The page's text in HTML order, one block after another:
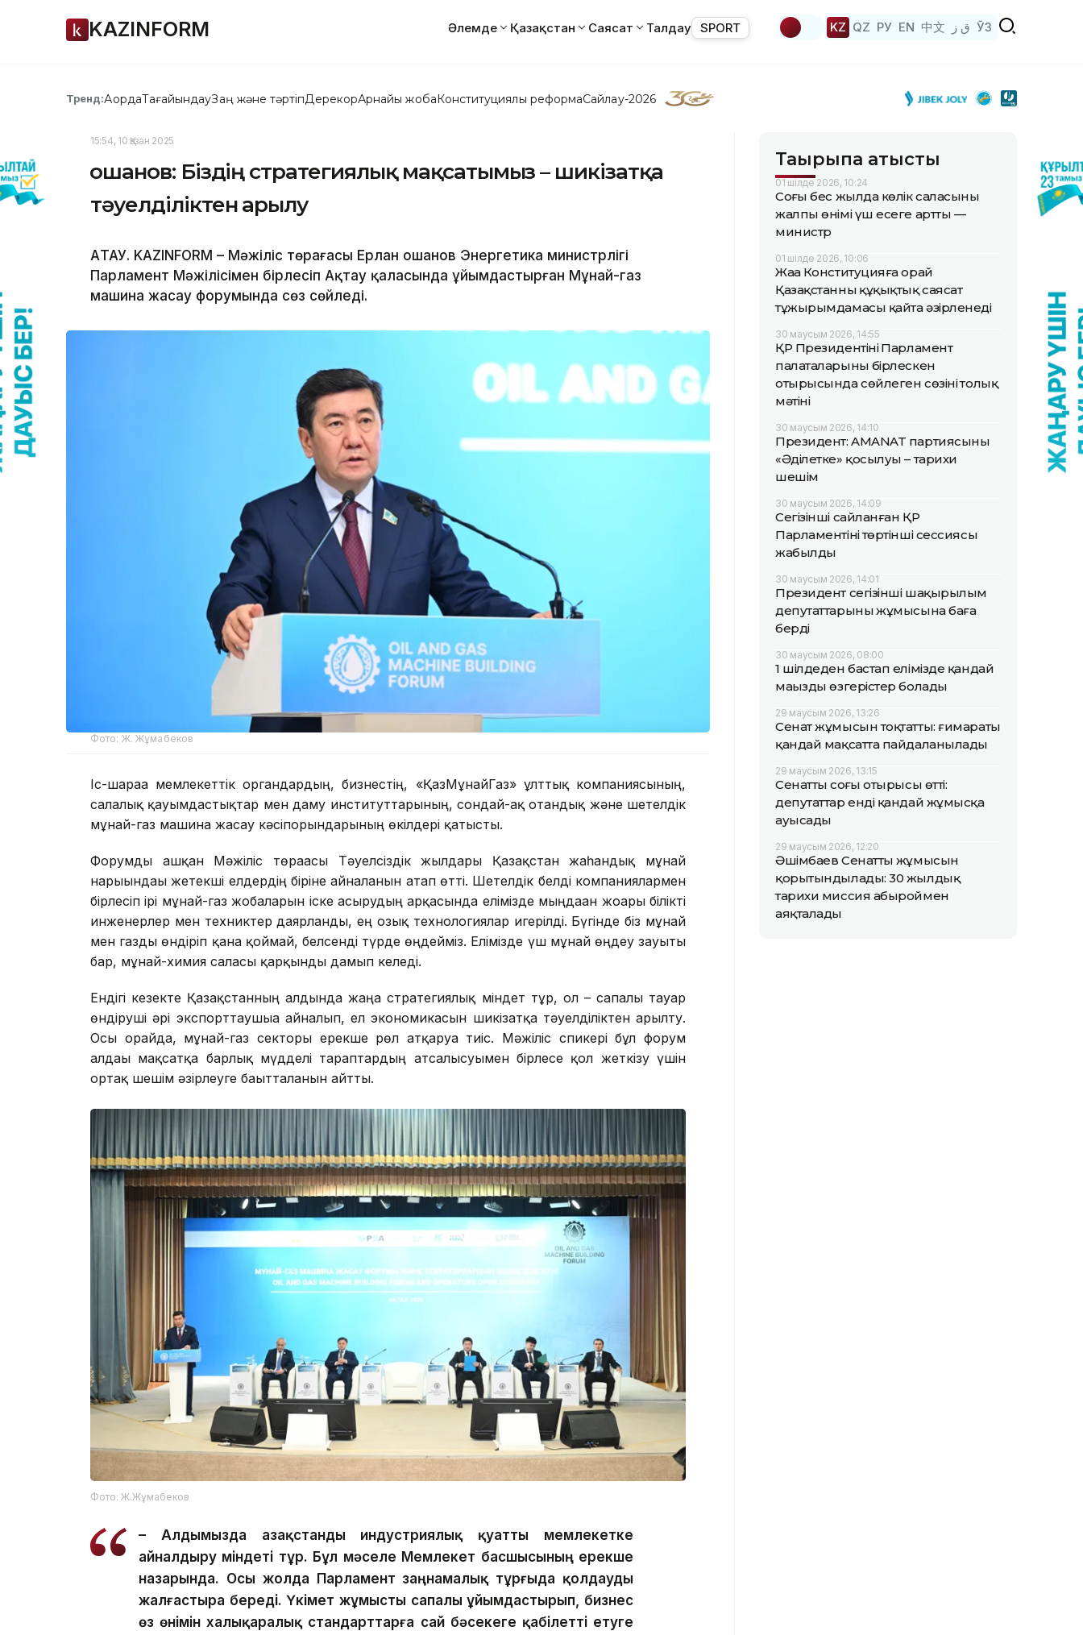
KAZINFORM Әлемде Қазақстан Саясат Талдау SPORT KZ QZ РУ EN 中文 ق ز ЎЗ
Тренд:АқордаТағайындауЗаң және тәртіпДерекқорАрнайы жобаКонституциялық реформаСайлау-2026
15:54, 10 Қазан 2025
Қошанов: Біздің стратегиялық мақсатымыз – шикізатқа
тәуелділіктен арылу
АҚТАУ. KAZINFORM – Мәжіліс төрағасы Ерлан Қошанов Энергетика министрлігі
Парламент Мәжілісімен бірлесіп Ақтау қаласында ұйымдастырған Мұнай-газ
машина жасау форумында сөз сөйледі.
Фото: Ж. Жұмабеков
Іс-шараға мемлекеттік органдардың, бизнестің, «ҚазМұнайГаз» ұлттық компаниясының,
салалық қауымдастықтар мен даму институттарының, сондай-ақ отандық және шетелдік
мұнай-газ машина жасау кәсіпорындарының өкілдері қатысты.
Форумды ашқан Мәжіліс төрағасы Тәуелсіздік жылдары Қазақстан жаһандық мұнай
нарығындағы жетекші елдердің біріне айналғанын атап өтті. Шетелдік белді компаниялармен
бірлесіп ірі мұнай-газ жобаларын іске асырудың арқасында елімізде мыңдаған жоғары білікті
инженерлер мен техниктер даярланды, ең озық технологиялар игерілді. Бүгінде біз мұнай
мен газды өндіріп қана қоймай, белсенді түрде өңдейміз. Елімізде үш мұнай өңдеу зауыты
бар, мұнай-химия саласы қарқынды дамып келеді.
Ендігі кезекте Қазақстанның алдында жаңа стратегиялық міндет тұр, ол – сапалы тауар
өндіруші әрі экспорттаушыға айналып, ел экономикасын шикізатқа тәуелділіктен арылту.
Осы орайда, мұнай-газ секторы ерекше рөл атқаруға тиіс. Мәжіліс спикері бұл форум
алдағы мақсатқа барлық мүдделі тараптардың атсалысуымен бірлесе қол жеткізу үшін
ортақ шешім әзірлеуге бағытталғанын айтты.
Фото: Ж.Жұмабеков
– Алдымызда Қазақстанды индустриялық қуатты мемлекетке
айналдыру міндеті тұр. Бұл мәселе Мемлекет басшысының ерекше
назарында. Осы жолда Парламент заңнамалық тұрғыда қолдауды
жалғастыра береді. Үкімет жұмысты сапалы ұйымдастырып, бизнес
өз өнімін халықаралық стандарттарға сай бәсекеге қабілетті етуге
Тақырыпқа қатысты
01 шілде 2026, 10:24
Соңғы бес жылда көлік саласының
жалпы өнімі үш есеге артты —
министр
01 шілде 2026, 10:06
Жаңа Конституцияға орай
Қазақстанның құқықтық саясат
тұжырымдамасы қайта әзірленеді
30 маусым 2026, 14:55
ҚР Президентінің Парламент
палаталарының бірлескен
отырысында сөйлеген сөзінің толық
мәтіні
30 маусым 2026, 14:10
Президент: AMANAT партиясының
«Әділетке» қосылуы – тарихи
шешім
30 маусым 2026, 14:09
Сегізінші сайланған ҚР
Парламентінің төртінші сессиясы
жабылды
30 маусым 2026, 14:01
Президент сегізінші шақырылым
депутаттарының жұмысына баға
берді
30 маусым 2026, 08:00
1 шілдеден бастап елімізде қандай
маңызды өзгерістер болады
29 маусым 2026, 13:26
Сенат жұмысын тоқтатты: ғимараты
қандай мақсатта пайдаланылады
29 маусым 2026, 13:15
Сенаттың соңғы отырысы өтті:
депутаттар енді қандай жұмысқа
ауысады
29 маусым 2026, 12:20
Әшімбаев Сенаттың жұмысын
қорытындылады: 30 жылдық
тарихи миссия абыроймен
аяқталады